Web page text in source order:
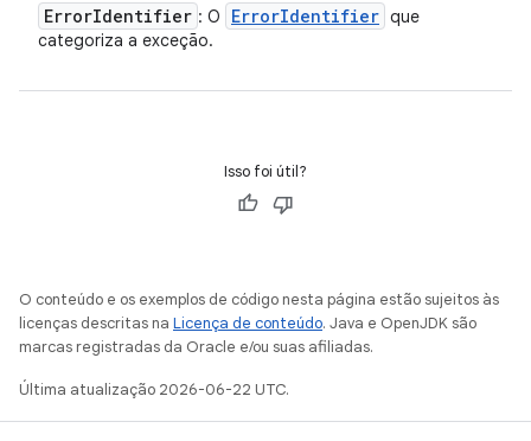
ErrorIdentifier : O ErrorIdentifier que
categoriza a exceção.
Isso foi útil?
O conteúdo e os exemplos de código nesta página estão sujeitos às
licenças descritas na Licença de conteúdo. Java e OpenJDK são
marcas registradas da Oracle e/ou suas afiliadas.
Última atualização 2026-06-22 UTC.